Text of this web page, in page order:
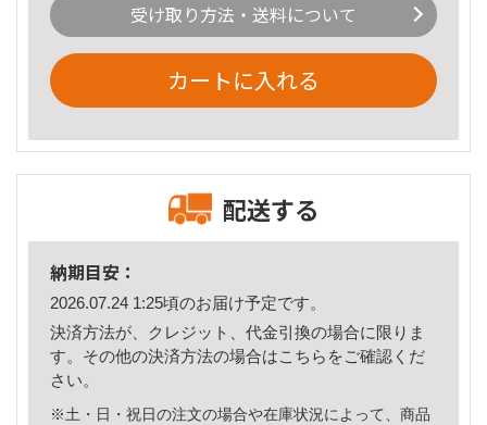
受け取り方法・送料について
カートに入れる
配送する
納期目安：
2026.07.24 1:25頃のお届け予定です。
決済方法が、クレジット、代金引換の場合に限りま
す。その他の決済方法の場合はこちら をご確認くだ
さい。
※土・日・祝日の注文の場合や在庫状況によって、商品